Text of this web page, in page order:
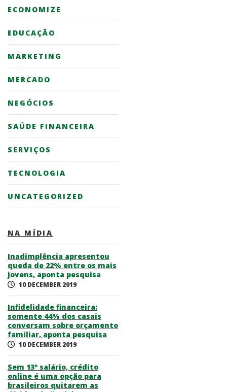
ECONOMIZE
EDUCAÇÃO
MARKETING
MERCADO
NEGÓCIOS
SAÚDE FINANCEIRA
SERVIÇOS
TECNOLOGIA
UNCATEGORIZED
NA MÍDIA
Inadimplência apresentou
queda de 22% entre os mais
jovens, aponta pesquisa
10 DECEMBER 2019
Infidelidade financeira:
somente 44% dos casais
conversam sobre orçamento
familiar, aponta pesquisa
10 DECEMBER 2019
Sem 13º salário, crédito
online é uma opção para
brasileiros quitarem as